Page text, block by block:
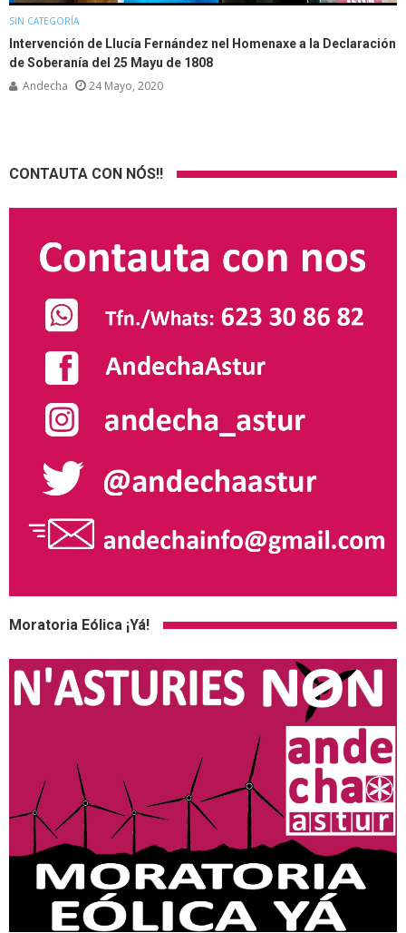
SIN CATEGORÍA
Intervención de Llucía Fernández nel Homenaxe a la Declaración
de Soberanía del 25 Mayu de 1808
Andecha 24 Mayo, 2020
CONTAUTA CON NÓS!!
Moratoria Eólica ¡Yá!